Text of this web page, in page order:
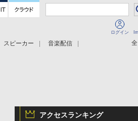
ログイン
スピーカー
音楽配信
アクセスランキング